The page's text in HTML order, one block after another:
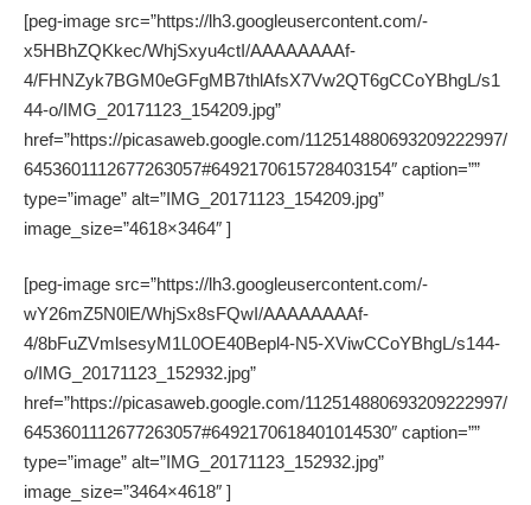
[peg-image src=”https://lh3.googleusercontent.com/-
x5HBhZQKkec/WhjSxyu4ctI/AAAAAAAAf-
4/FHNZyk7BGM0eGFgMB7thlAfsX7Vw2QT6gCCoYBhgL/s1
44-o/IMG_20171123_154209.jpg”
href=”https://picasaweb.google.com/112514880693209222997/
6453601112677263057#6492170615728403154″ caption=””
type=”image” alt=”IMG_20171123_154209.jpg”
image_size=”4618×3464″ ]
[peg-image src=”https://lh3.googleusercontent.com/-
wY26mZ5N0lE/WhjSx8sFQwI/AAAAAAAAf-
4/8bFuZVmlsesyM1L0OE40Bepl4-N5-XViwCCoYBhgL/s144-
o/IMG_20171123_152932.jpg”
href=”https://picasaweb.google.com/112514880693209222997/
6453601112677263057#6492170618401014530″ caption=””
type=”image” alt=”IMG_20171123_152932.jpg”
image_size=”3464×4618″ ]